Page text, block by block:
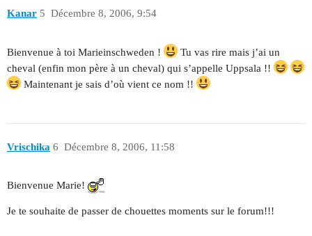
Kanar Décembre 8, 2006, 9:54
5
Bienvenue à toi Marieinschweden !
Tu vas rire mais j’ai un
cheval (enfin mon père à un cheval) qui s’appelle Uppsala !!
Maintenant je sais d’où vient ce nom !!
Vrischika Décembre 8, 2006, 11:58
6
Bienvenue Marie!
Je te souhaite de passer de chouettes moments sur le forum!!!